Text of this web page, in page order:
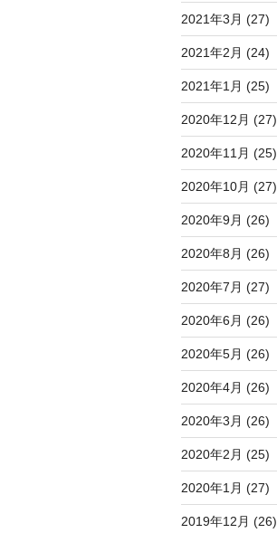
2021年3月 (27)
2021年2月 (24)
2021年1月 (25)
2020年12月 (27)
2020年11月 (25)
2020年10月 (27)
2020年9月 (26)
2020年8月 (26)
2020年7月 (27)
2020年6月 (26)
2020年5月 (26)
2020年4月 (26)
2020年3月 (26)
2020年2月 (25)
2020年1月 (27)
2019年12月 (26)